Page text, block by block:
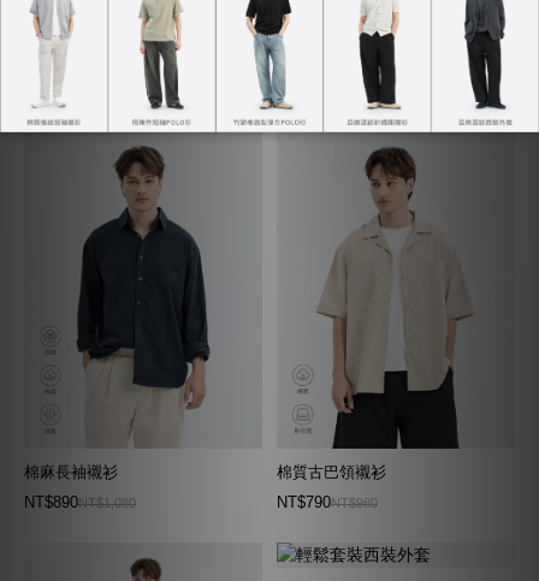
天絲工裝古巴領襯衫
NT$890
輕鬆彈力休閒褲
NT$1,090
NT$1,480
棉麻長袖襯衫
NT$890NT$1,080
棉質古巴領襯衫
NT$790NT$980